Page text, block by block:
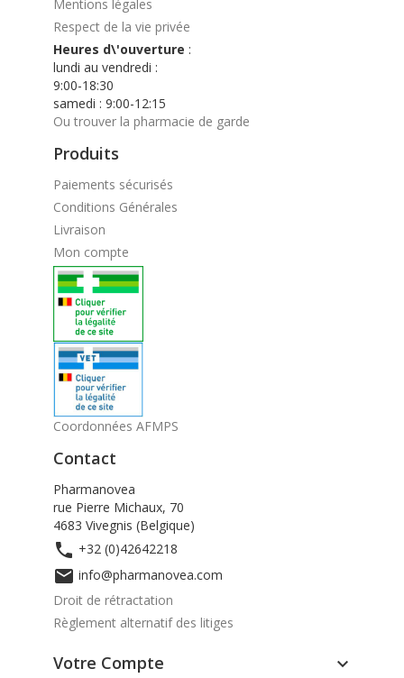
Mentions légales
Respect de la vie privée
Heures d\'ouverture :
lundi au vendredi :
9:00-18:30
samedi : 9:00-12:15
Ou trouver la pharmacie de garde
Produits
Paiements sécurisés
Conditions Générales
Livraison
Mon compte
Coordonnées AFMPS
Contact
Pharmanovea
rue Pierre Michaux, 70
4683 Vivegnis (Belgique)
 +32 (0)42642218
 info@pharmanovea.com
Droit de rétractation
Règlement alternatif des litiges
Votre Compte 